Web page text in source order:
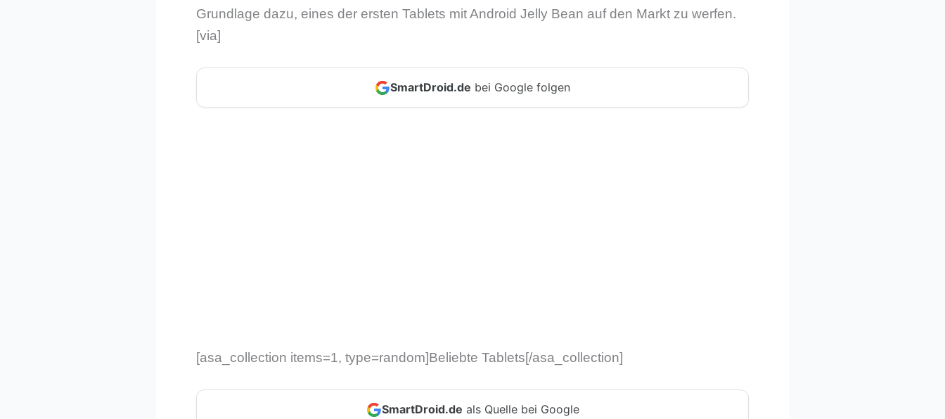
Grundlage dazu, eines der ersten Tablets mit Android Jelly Bean auf den Markt zu werfen.
[via]
SmartDroid.de bei Google folgen
[asa_collection items=1, type=random]Beliebte Tablets[/asa_collection]
SmartDroid.de als Quelle bei Google